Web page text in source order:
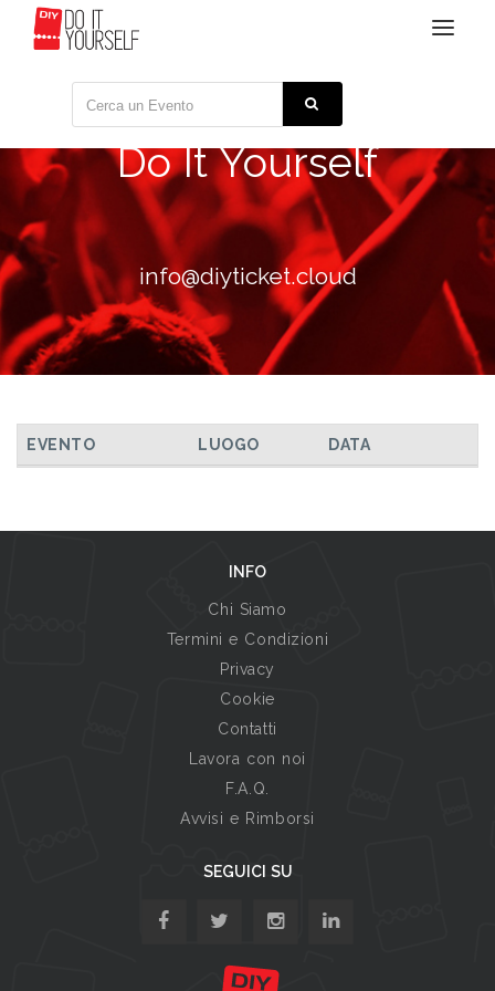
Toggle
Do It Yourself
info@diyticket.cloud
TUTTI GLI EVENTI
EVENTO LUOGO DATA
INFO
Chi Siamo
Termini e Condizioni
Privacy
Cookie
Contatti
Lavora con noi
F.A.Q.
Avvisi e Rimborsi
SEGUICI SU